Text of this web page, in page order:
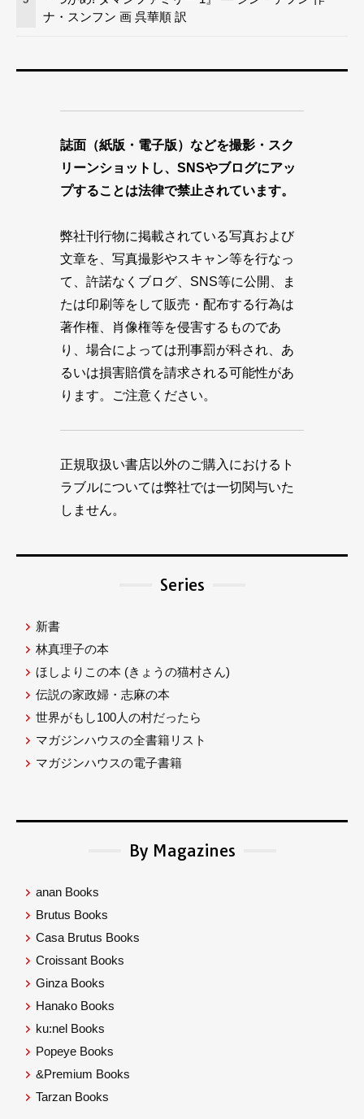
ナ・スンフン 画 呉華順 訳
誌面（紙版・電子版）などを撮影・スク
リーンショットし、SNSやブログにアッ
プすることは法律で禁止されています。
弊社刊行物に掲載されている写真および
文章を、写真撮影やスキャン等を行なっ
て、許諾なくブログ、SNS等に公開、ま
たは印刷等をして販売・配布する行為は
著作権、肖像権等を侵害するものであ
り、場合によっては刑事罰が科され、あ
るいは損害賠償を請求される可能性があ
ります。ご注意ください。
正規取扱い書店以外のご購入におけるト
ラブルについては弊社では一切関与いた
しません。
Series
新書
林真理子の本
ほしよりこの本 (きょうの猫村さん)
伝説の家政婦・志麻の本
世界がもし100人の村だったら
マガジンハウスの全書籍リスト
マガジンハウスの電子書籍
By Magazines
anan Books
Brutus Books
Casa Brutus Books
Croissant Books
Ginza Books
Hanako Books
ku:nel Books
Popeye Books
&Premium Books
Tarzan Books